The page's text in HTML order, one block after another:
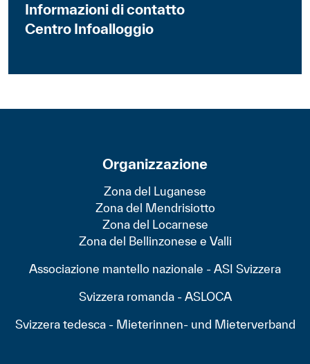
Informazioni di contatto
Centro Infoalloggio
Organizzazione
Zona del Luganese
Zona del Mendrisiotto
Zona del Locarnese
Zona del Bellinzonese e Valli
Associazione mantello nazionale - ASI Svizzera
Svizzera romanda - ASLOCA
Svizzera tedesca - Mieterinnen- und Mieterverband